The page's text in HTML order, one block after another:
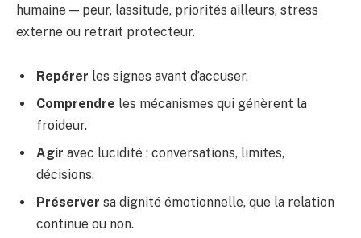
humaine — peur, lassitude, priorités ailleurs, stress
externe ou retrait protecteur.
Repérer les signes avant d’accuser.
Comprendre les mécanismes qui génèrent la
froideur.
Agir avec lucidité : conversations, limites,
décisions.
Préserver sa dignité émotionnelle, que la relation
continue ou non.